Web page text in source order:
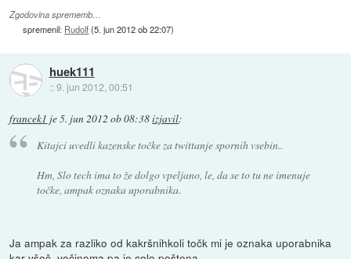
Zgodovina sprememb…
spremenil: Rudolf(5. jun 2012 ob 22:07)
huek111
::9. jun 2012, 00:51
francek1 je5. jun 2012 ob 08:38izjavil:
Kitajci uvedli kazenske točke za twittanje spornih vsebin..
Hm, Slo tech ima to že dolgo vpeljano, le, da se to tu ne imenuje
točke, ampak oznaka uporabnika.
Ja ampak za razliko od kakršnihkoli točk mi je oznaka uporabnika